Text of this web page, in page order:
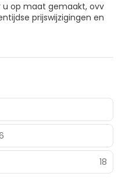
u op maat gemaakt, ovv
prijswijzigingen en
18